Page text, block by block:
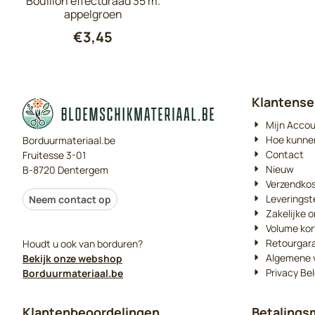
appelgroen
€3,45
Borduurmateriaal.be
Fruitesse 3-01
B-8720 Dentergem
Neem contact op
Houdt u ook van borduren?
Bekijk onze webshop
Borduurmateriaal.be
Mijn
Hoe
Contact
Nieuw
Zakelijke
Volume
Algemene
Privacy